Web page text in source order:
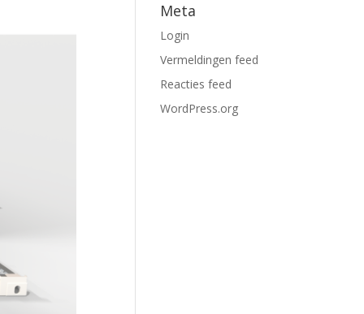
Meta
Login
Vermeldingen feed
Reacties feed
WordPress.org